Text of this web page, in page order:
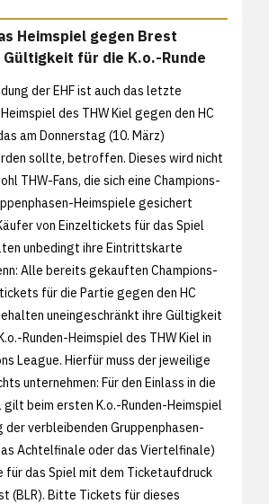
Heimspiel gegen Brest
für die K.o.-Runde
der EHF ist auch das letzte
des THW Kiel gegen den HC
am Donnerstag (10. März)
sollte, betroffen. Dieses wird nicht
THW-Fans, die sich eine Champions-
Heimspiele gesichert
von Einzeltickets für das Spiel
unbedingt ihre Eintrittskarte
Alle bereits gekauften Champions-
für die Partie gegen den HC
uneingeschränkt ihre Gültigkeit
Runden-Heimspiel des THW Kiel in
League. Hierfür muss der jeweilige
unternehmen: Für den Einlass in die
gilt beim ersten K.o.-Runden-Heimspiel
der verbleibenden Gruppenphasen-
Achtelfinale oder das Viertelfinale)
das Spiel mit dem Ticketaufdruck
(BLR). Bitte Tickets für dieses